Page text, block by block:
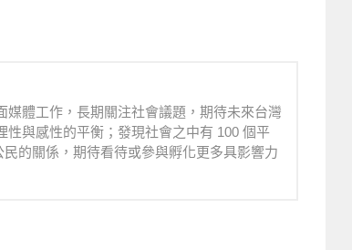
體工作，長期關注社會議題，期待未來台灣
與感性的平衡；發現社會之中有 100 個平
的關係，期待看待或參與孵化更多具影響力